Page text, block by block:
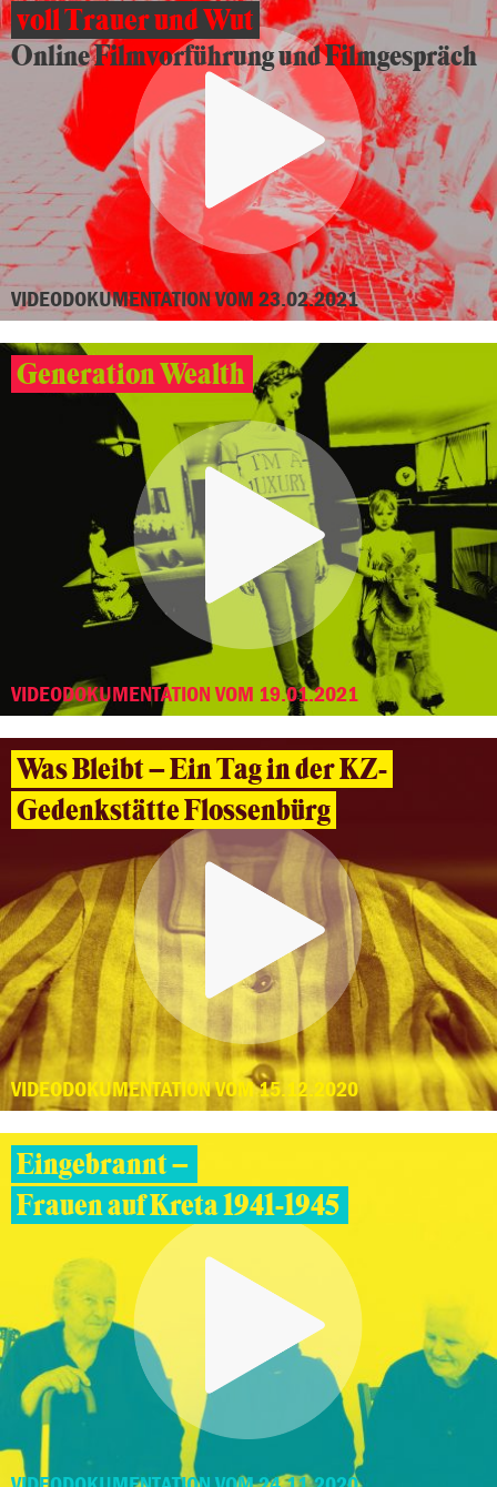
voll Trauer und Wut
Online Filmvorführung und Filmgespräch
VIDEODOKUMENTATION VOM 23.02.2021
Generation Wealth
VIDEODOKUMENTATION VOM 19.01.2021
Was Bleibt – Ein Tag in der KZ-
Gedenkstätte Flossenbürg
VIDEODOKUMENTATION VOM 15.12.2020
Eingebrannt –
Frauen auf Kreta 1941-1945